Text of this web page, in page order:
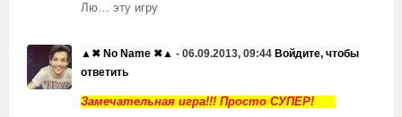
Лю… эту игру
▲✖ No Name ✖▲ - 06.09.2013, 09:44 Войдите, чтобы
ответить
Замечательная игра!!! Просто СУПЕР!